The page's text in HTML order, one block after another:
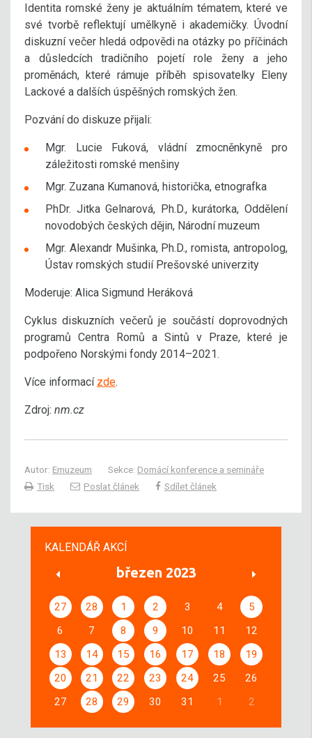
Identita romské ženy je aktuálním tématem, které ve
své tvorbě reflektují umělkyně i akademičky. Úvodní
diskuzní večer hledá odpovědi na otázky po příčinách
a důsledcích tradičního pojetí role ženy a jeho
proměnách, které rámuje příběh spisovatelky Eleny
Lackové a dalších úspěšných romských žen.
Pozvání do diskuze přijali:
Mgr. Lucie Fuková, vládní zmocněnkyně pro
záležitosti romské menšiny
Mgr. Zuzana Kumanová, historička, etnografka
PhDr. Jitka Gelnarová, Ph.D., kurátorka, Oddělení
novodobých českých dějin, Národní muzeum
Mgr. Alexandr Mušinka, Ph.D., romista, antropolog,
Ústav romských studií Prešovské univerzity
Moderuje: Alica Sigmund Heráková
Cyklus diskuzních večerů je součástí doprovodných
programů Centra Romů a Sintů v Praze, které je
podpořeno Norskými fondy 2014–2021.
Více informací zde.
Zdroj: nm.cz
Autor: Emuzeum Sekce: Domácí konference a semináře
Tisk
Poslat článek Sdílet článek
KALENDÁŘ AKCÍ
březen 2023
27 28 1 2 3 4
5
6
7 8 9 10 11
12
13
14 15 16 17 18
19
20
21 22 23 24 25
26
27
28 29 30 31 1 2